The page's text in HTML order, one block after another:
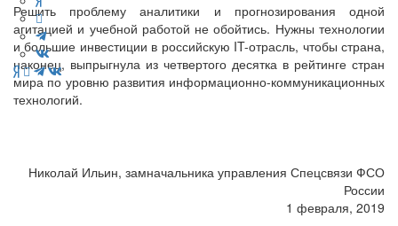
Решить проблему аналитики и прогнозирования одной
агитацией и учебной работой не обойтись. Нужны технологии
и большие инвестиции в российскую IT-отрасль, чтобы страна,
наконец, выпрыгнула из четвертого десятка в рейтинге стран
мира по уровню развития информационно-коммуникационных
технологий.
Николай Ильин, замначальника управления Спецсвязи ФСО
России
1 февраля, 2019